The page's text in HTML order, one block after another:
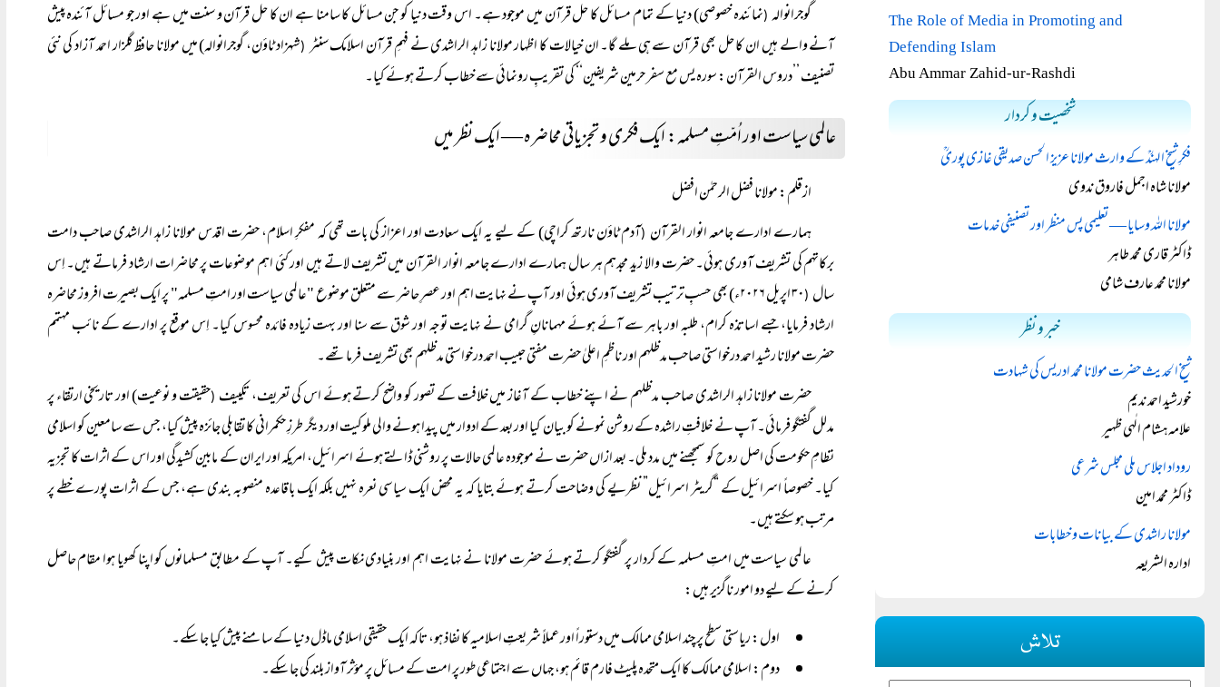
گوجرانوالہ (نمائندہ خصوصی) دنیا کے تمام مسائل کا حل قرآن میں موجود ہے۔ اس وقت دنیا کو جن مسائل کا سامنا ہے ان کا حل قرآن و سنت میں ہے اور جو مسائل آئندہ پیش
آنے والے ہیں ان کا حل بھی قرآن سے ہی ملے گا۔ ان خیالات کا اظہار مولانا زاہد الراشدی نے فہمِ قرآن اسلامک سنٹر (شہزاد ٹاؤن، گوجرانوالہ) میں مولانا حافظ گلزار احمد آزاد کی نئی
تصنیف ’’دروس القرآن: سورہ یس مع سفر حرمین شریفین‘‘ کی تقریبِ رونمائی سے خطاب کرتے ہوئے کیا۔
عالمی سیاست اور اُمّتِ مسلمہ: ایک فکری و تجزیاتی محاضرہ — ایک نظر میں
ازقلم: مولانا فضل الرحمٰن افضل
ہمارے ادارے جامعہ انوار القرآن (آدم ٹاؤن نارتھ کراچی) کے لیے یہ ایک سعادت اور اعزاز کی بات تھی کہ مفکرِ اسلام، حضرت اقدس مولانا زاہد الراشدی صاحب دامت
برکاتہم کی تشریف آوری ہوئی۔ حضرت والا زید مجدہم ہر سال ہمارے ادارے جامعہ انوار القرآن میں تشریف لاتے ہیں اور کئی اہم موضوعات پر محاضرات ارشاد فرماتے ہیں۔ اِس
سال (
۳۰ اپریل ۲۰۲۶ء) بھی حسبِ ترتیب تشریف آوری ہوئی اور آپ نے نہایت اہم اور عصرِ حاضر سے متعلق موضوع "عالمی سیاست اور امتِ مسلمہ" پر ایک بصیرت افروز محاضرہ
ارشاد فرمایا، جسے اساتذہ کرام، طلبہ اور باہر سے آئے ہوئے مہمانانِ گرامی نے نہایت توجہ اور شوق سے سنا اور بہت زیادہ فائدہ محسوس کیا۔ اِس موقع پر ادارے کے نائب مہتمم
حضرت مولانا رشید احمد درخواستی صاحب مدظلہم اور ناظمِ اعلیٰ حضرت مفتی حبیب احمد درخواستی مدظلہم بھی تشریف فرما تھے۔
حضرت مولانا زاہد الراشدی صاحب مدظلہم نے اپنے خطاب کے آغاز میں خلافت کے تصور کو واضح کرتے ہوئے اس کی تعریف، تکییف (حقیقت و نوعیت) اور تاریخی ارتقاء پر
مدلل گفتگو فرمائی۔ آپ نے خلافتِ راشدہ کے روشن نمونے کو بیان کیا اور بعد کے ادوار میں پیدا ہونے والی ملوکیت اور دیگر طرزِ حکمرانی کا تقابلی جائزہ پیش کیا، جس سے سامعین کو اسلامی
نظامِ حکومت کی اصل روح کو سمجھنے میں مدد ملی۔ بعد ازاں حضرت نے موجودہ عالمی حالات پر روشنی ڈالتے ہوئے اسرائیل، امریکہ اور ایران کے مابین کشیدگی اور اس کے اثرات کا تجزیہ
کیا۔ خصوصاً اسرائیل کے “گریٹر اسرائیل” نظریے کی وضاحت کرتے ہوئے بتایا کہ یہ محض ایک سیاسی نعرہ نہیں بلکہ ایک باقاعدہ منصوبہ بندی ہے، جس کے اثرات پورے خطے پر
مرتب ہو سکتے ہیں۔
عالمی سیاست میں امتِ مسلمہ کے کردار پر گفتگو کرتے ہوئے حضرت مولانا نے نہایت اہم اور بنیادی نکات پیش کیے۔ آپ کے مطابق مسلمانوں کو اپنا کھویا ہوا مقام حاصل
کرنے کے لیے دو امور ناگزیر ہیں:
اول: ریاستی سطح پر چند اسلامی ممالک میں دستوراً اور عملاً شریعتِ اسلامیہ کا نفاذ ہو، تاکہ ایک حقیقی اسلامی ماڈل دنیا کے سامنے پیش کیا جا سکے۔
دوم: اسلامی ممالک کا ایک متحدہ پلیٹ فارم قائم ہو، جہاں سے اجتماعی طور پر امت کے مسائل پر مؤثر آواز بلند کی جا سکے۔
The Role of Media in Promoting and
Defending Islam
Abu Ammar Zahid-ur-Rashdi
شخصیت و کردار
فکرِ شیخ الہندؒ کے وارث مولانا عزیز الحسن صدیقی غازی پوریؒ
مولانا شاہ اجمل فاروق ندوی
مولانا اللہ وسایا — تعلیمی پس منظر اور تصنیفی خدمات
ڈاکٹر قاری محمد طاہر
مولانا محمد عارف شامی
خبر و نظر
شیخ الحدیث حضرت مولانا محمد ادریس کی شہادت
خورشید احمد ندیم
علامہ ہشام الٰہی ظہیر
روداد اجلاس ملی مجلس شرعی
ڈاکٹر محمد امین
مولانا راشدی کے بیانات و خطابات
ادارہ الشریعہ
تلاش